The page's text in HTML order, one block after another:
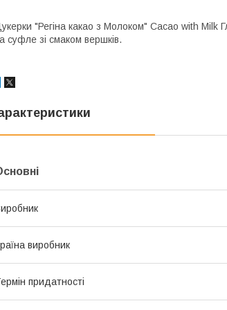
"Регіна какао з Молоком" Cacao with Milk
суфле зі смаком вершків.
виробник
придатності